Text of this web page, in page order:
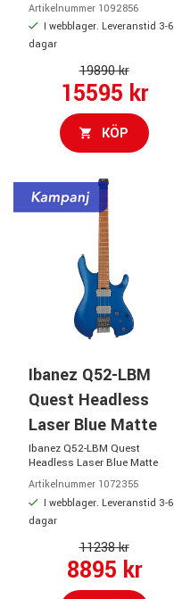
Artikelnummer 1092856
I webblager. Leveranstid 3-6
dagar
19890 kr
15595 kr
KÖP
Ibanez Q52-LBM
Quest Headless
Laser Blue Matte
Ibanez Q52-LBM Quest
Headless Laser Blue Matte
Artikelnummer 1072355
I webblager. Leveranstid 3-6
dagar
11238 kr
8895 kr